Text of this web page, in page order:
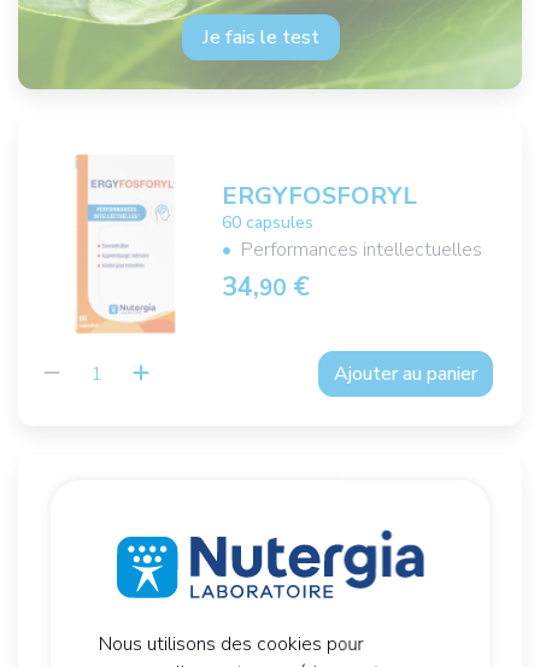
Je fais le test
ERGYFOSFORYL
60 capsules
Performances intellectuelles
34,90 €
Ajouter au panier
ERGY 3
60 capsules
Oméga-3 marins
Nous utilisons des cookies pour